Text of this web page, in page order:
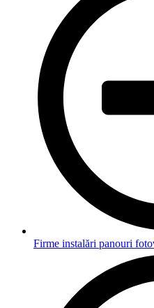
Firme instalări panouri